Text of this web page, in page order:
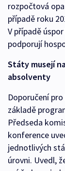
rozpočtová
případě roku
V případě
podporují
Státy musejí
absolventy
Doporučení
základě
Předseda
konference
jednotlivých
úrovni. Uvedl,